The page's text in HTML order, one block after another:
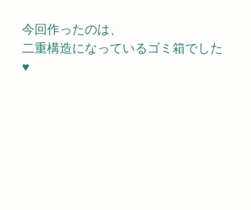
今回作ったのは、
二重構造になっているゴミ箱でした
♥️